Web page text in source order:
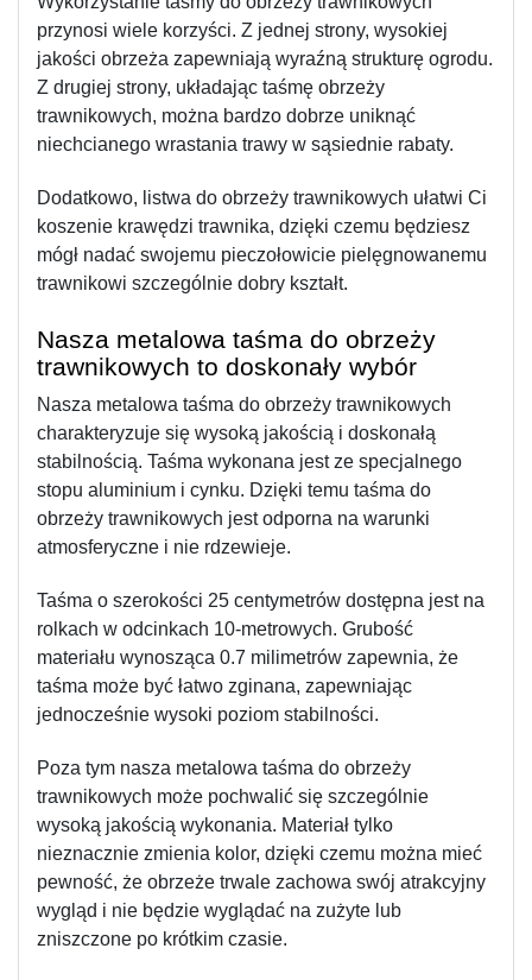
przynosi wiele korzyści. Z jednej strony, wysokiej
jakości obrzeża zapewniają wyraźną strukturę ogrodu.
Z drugiej strony, układając taśmę obrzeży
trawnikowych, można bardzo dobrze uniknąć
niechcianego wrastania trawy w sąsiednie rabaty.
Dodatkowo, listwa do obrzeży trawnikowych ułatwi Ci
koszenie krawędzi trawnika, dzięki czemu będziesz
mógł nadać swojemu pieczołowicie pielęgnowanemu
trawnikowi szczególnie dobry kształt.
Nasza metalowa taśma do obrzeży
trawnikowych to doskonały wybór
Nasza metalowa taśma do obrzeży trawnikowych
charakteryzuje się wysoką jakością i doskonałą
stabilnością. Taśma wykonana jest ze specjalnego
stopu aluminium i cynku. Dzięki temu taśma do
obrzeży trawnikowych jest odporna na warunki
atmosferyczne i nie rdzewieje.
Taśma o szerokości 25 centymetrów dostępna jest na
rolkach w odcinkach 10-metrowych. Grubość
materiału wynosząca 0.7 milimetrów zapewnia, że
taśma może być łatwo zginana, zapewniając
jednocześnie wysoki poziom stabilności.
Poza tym nasza metalowa taśma do obrzeży
trawnikowych może pochwalić się szczególnie
wysoką jakością wykonania. Materiał tylko
nieznacznie zmienia kolor, dzięki czemu można mieć
pewność, że obrzeże trwale zachowa swój atrakcyjny
wygląd i nie będzie wyglądać na zużyte lub
zniszczone po krótkim czasie.